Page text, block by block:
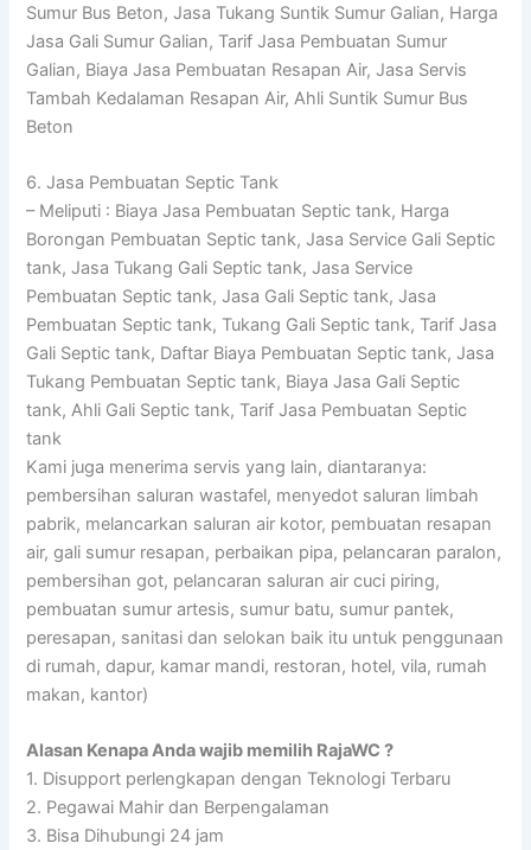
Sumur Bus Beton, Jasa Tukang Suntik Sumur Galian, Harga
Jasa Gali Sumur Galian, Tarif Jasa Pembuatan Sumur
Galian, Biaya Jasa Pembuatan Resapan Air, Jasa Servis
Tambah Kedalaman Resapan Air, Ahli Suntik Sumur Bus
Beton
6. Jasa Pembuatan Septic Tank
– Meliputi : Biaya Jasa Pembuatan Septic tank, Harga
Borongan Pembuatan Septic tank, Jasa Service Gali Septic
tank, Jasa Tukang Gali Septic tank, Jasa Service
Pembuatan Septic tank, Jasa Gali Septic tank, Jasa
Pembuatan Septic tank, Tukang Gali Septic tank, Tarif Jasa
Gali Septic tank, Daftar Biaya Pembuatan Septic tank, Jasa
Tukang Pembuatan Septic tank, Biaya Jasa Gali Septic
tank, Ahli Gali Septic tank, Tarif Jasa Pembuatan Septic
tank
Kami juga menerima servis yang lain, diantaranya:
pembersihan saluran wastafel, menyedot saluran limbah
pabrik, melancarkan saluran air kotor, pembuatan resapan
air, gali sumur resapan, perbaikan pipa, pelancaran paralon,
pembersihan got, pelancaran saluran air cuci piring,
pembuatan sumur artesis, sumur batu, sumur pantek,
peresapan, sanitasi dan selokan baik itu untuk penggunaan
di rumah, dapur, kamar mandi, restoran, hotel, vila, rumah
makan, kantor)
Alasan Kenapa Anda wajib memilih RajaWC ?
1. Disupport perlengkapan dengan Teknologi Terbaru
2. Pegawai Mahir dan Berpengalaman
3. Bisa Dihubungi 24 jam